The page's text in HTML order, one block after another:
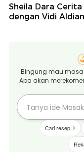
Sheila Dara
dengan Vidi
Bingung mau
Apa akan
Cari resep